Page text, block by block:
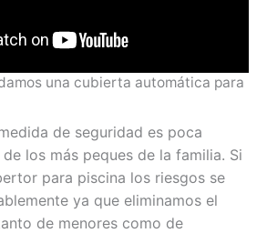
una cubierta automática para
de seguridad es poca
los más peques de la familia. Si
para piscina los riesgos se
ya que eliminamos el
de menores como de